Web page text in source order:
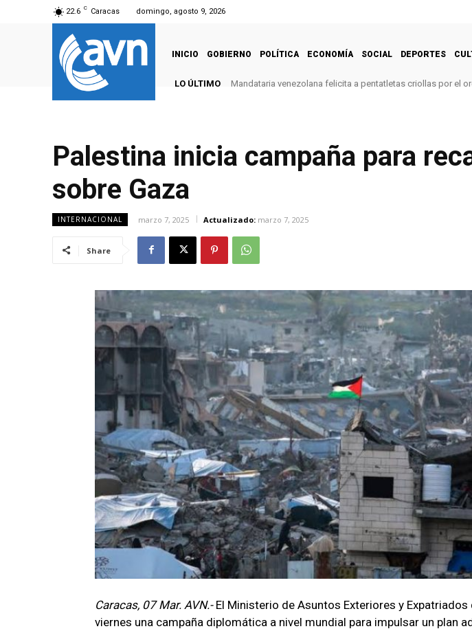
22.6 C Caracas domingo, agosto 9, 2026
INICIO GOBIERNO POLÍTICA ECONOMÍA SOCIAL DEPORTES
LO ÚLTIMO Mandataria venezolana felicita a pentatletas criollas por el
Palestina inicia campaña para
sobre Gaza
INTERNACIONAL marzo 7, 2025 Actualizado: marzo 7, 2025
Share
Caracas, 07 Mar. AVN.- El Ministerio de Asuntos Exteriores y
viernes una campaña diplomática a nivel mundial para impulsar un plan